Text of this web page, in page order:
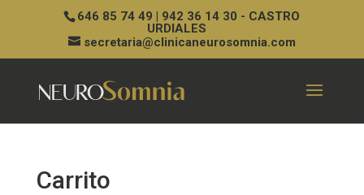
646 85 74 49 | 942 36 14 30 - CASTRO
URDIALES
secretaria@clinicaneurosomnia.com
Carrito